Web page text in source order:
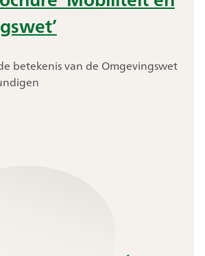
betekenis van de Omgevingswet